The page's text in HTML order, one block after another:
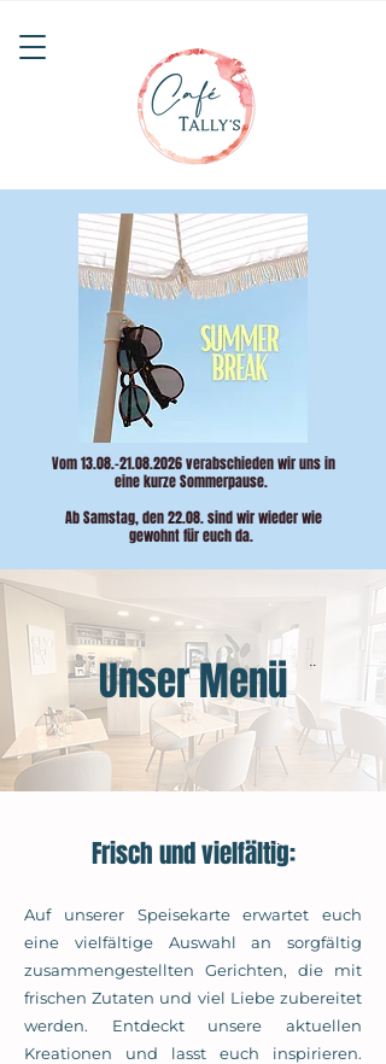
Vom13.08.-21.08.2026verabschieden wir uns in
eine kurze Sommerpause.
Ab Samstag, den 22.08. sind wir wieder wie
gewohnt für euch da.
Unser Menü ..
​Frisch und vielfältig:
..
Auf unserer Speisekarte erwartet euch
eine vielfältige Auswahl an sorgfältig
zusammengestellten Gerichten, die mit
frischen Zutaten und viel Liebe zubereitet
werden. Entdeckt unsere aktuellen
Kreationen und lasst euch inspirieren.